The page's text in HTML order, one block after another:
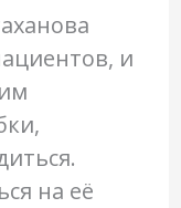
и
на её